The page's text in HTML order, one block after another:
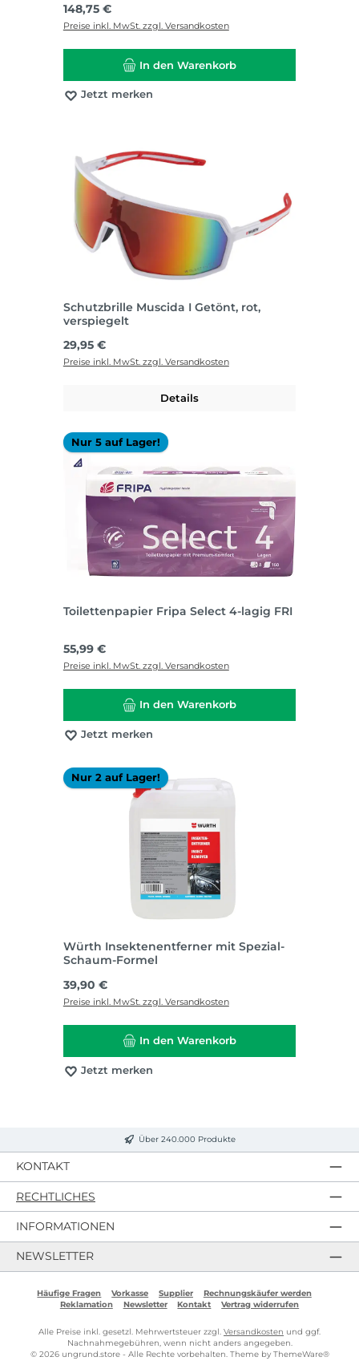
Regulärer Preis:
148,75 €
Preise inkl. MwSt. zzgl. Versandkosten
In den Warenkorb
Jetzt merken
Schutzbrille Muscida I Getönt, rot,
verspiegelt
Regulärer Preis:
29,95 €
Preise inkl. MwSt. zzgl. Versandkosten
Details
Nur 5 auf Lager!
Toilettenpapier Fripa Select 4-lagig FRI
Regulärer Preis:
55,99 €
Preise inkl. MwSt. zzgl. Versandkosten
In den Warenkorb
Jetzt merken
Nur 2 auf Lager!
Würth Insektenentferner mit Spezial-
Schaum-Formel
Regulärer Preis:
39,90 €
Preise inkl. MwSt. zzgl. Versandkosten
In den Warenkorb
Jetzt merken
Über 240.000 Produkte
KONTAKT
RECHTLICHES
INFORMATIONEN
NEWSLETTER
Häufige Fragen Vorkasse Supplier
Rechnungskäufer werden
Reklamation
Newsletter Kontakt Vertrag widerrufen
Alle Preise inkl. gesetzl. Mehrwertsteuer zzgl. Versandkosten und ggf.
Nachnahmegebühren, wenn nicht anders angegeben.
© 2026 ungrund.store - Alle Rechte vorbehalten. Theme by ThemeWare®